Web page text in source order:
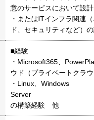
意のサービスにおいて設
・またはITインフラ関連
ド、セキュリティなど）
■経験
・Microsoft365、
ウド（プライベートクラ
・Linux、Windows
Server
の構築経験 他